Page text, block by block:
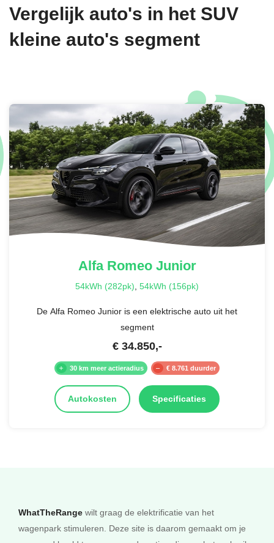
Vergelijk auto's in het SUV
kleine auto's segment
Alfa RomeoJunior
54kWh (282pk), 54kWh (156pk)
De Alfa Romeo Junior is een elektrische auto uit het
segment
€ 34.850,-
30 km meer actieradius € 8.761 duurder
Autokosten Specificaties
WhatTheRange wilt graag de elektrificatie van het
wagenpark stimuleren. Deze site is daarom gemaakt om je